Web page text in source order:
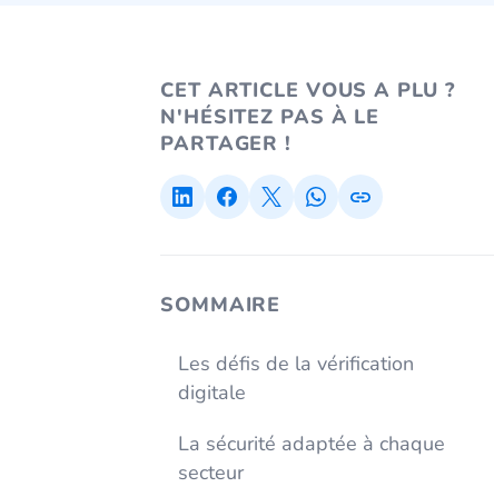
CET ARTICLE VOUS A PLU ?
N'HÉSITEZ PAS À LE
PARTAGER !
SOMMAIRE
Les défis de la vérification
digitale
La sécurité adaptée à chaque
secteur